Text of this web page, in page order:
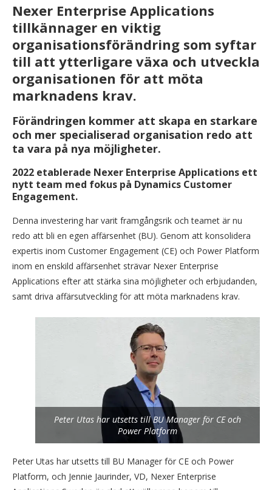
Nexer Enterprise Applications
tillkännager en viktig
organisationsförändring som syftar
till att ytterligare växa och utveckla
organisationen för att möta
marknadens krav.
Förändringen kommer att skapa en starkare
och mer specialiserad organisation redo att
ta vara på nya möjligheter.
2022 etablerade Nexer Enterprise Applications ett
nytt team med fokus på Dynamics Customer
Engagement.
Denna investering har varit framgångsrik och teamet är nu
redo att bli en egen affärsenhet (BU). Genom att konsolidera
expertis inom Customer Engagement (CE) och Power Platform
inom en enskild affärsenhet strävar Nexer Enterprise
Applications efter att stärka sina möjligheter och erbjudanden,
samt driva affärsutveckling för att möta marknadens krav.
Peter Utas har utsetts till BU Manager för CE och
Power Platform
Peter Utas har utsetts till BU Manager för CE och Power
Platform, och Jennie Jaurinder, VD, Nexer Enterprise